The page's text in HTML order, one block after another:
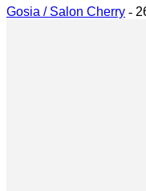
Gosia / Salon Cherry -